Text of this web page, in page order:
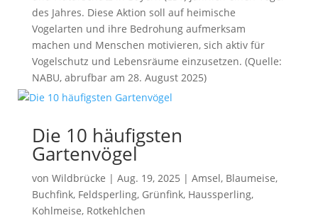
des Jahres. Diese Aktion soll auf heimische
Vogelarten und ihre Bedrohung aufmerksam
machen und Menschen motivieren, sich aktiv für
Vogelschutz und Lebensräume einzusetzen. (Quelle:
NABU, abrufbar am 28. August 2025)
Die 10 häufigsten
Gartenvögel
von Wildbrücke | Aug. 19, 2025 | Amsel, Blaumeise,
Buchfink, Feldsperling, Grünfink, Haussperling,
Kohlmeise, Rotkehlchen